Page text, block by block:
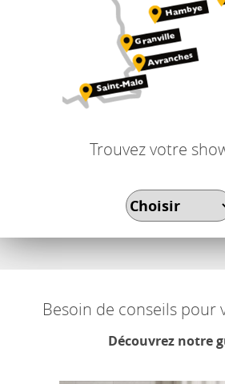
Trouvez votre
Besoin de conseils pour
Découvrez notre